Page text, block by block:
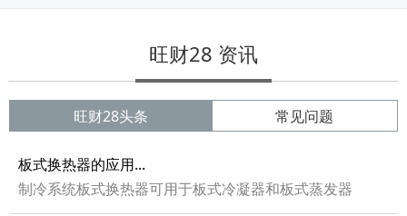
旺财28 资讯
旺财28头条 常见问题
板式换热器的应用...
制冷系统板式换热器可用于板式冷凝器和板式蒸发器